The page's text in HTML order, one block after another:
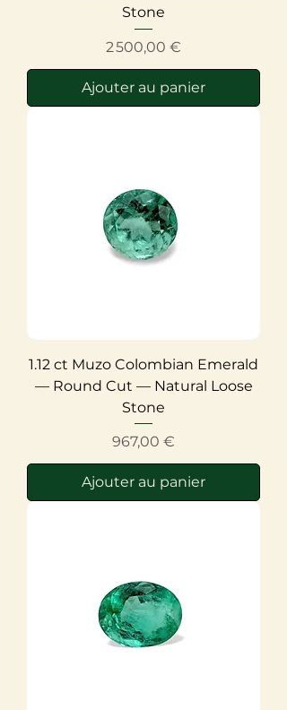
Stone
Prix
2 500,00 €
Ajouter au panier
1.12 ct Muzo Colombian Emerald
— Round Cut — Natural Loose
Stone
Prix
967,00 €
Ajouter au panier